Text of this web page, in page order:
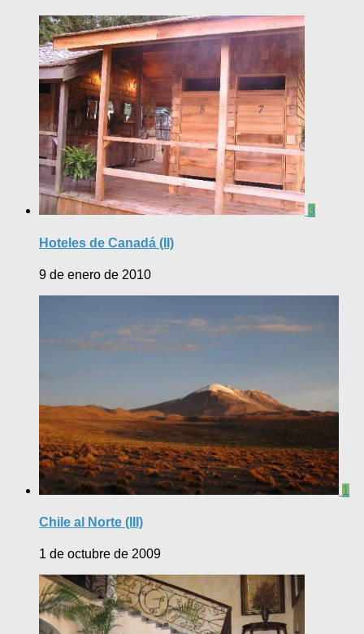
3
Hoteles de Canadá (II)
9 de enero de 2010
1
Chile al Norte (III)
1 de octubre de 2009